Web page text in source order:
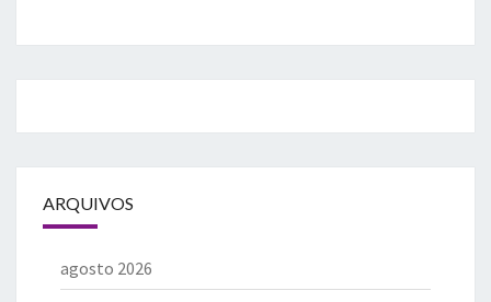
ARQUIVOS
agosto 2026